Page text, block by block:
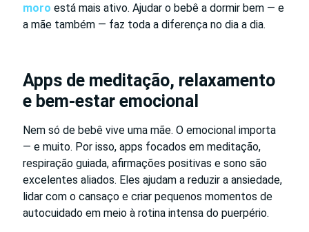
moro está mais ativo. Ajudar o bebê a dormir bem — e
a mãe também — faz toda a diferença no dia a dia.
Apps de meditação, relaxamento
e bem-estar emocional
Nem só de bebê vive uma mãe. O emocional importa
— e muito. Por isso, apps focados em meditação,
respiração guiada, afirmações positivas e sono são
excelentes aliados. Eles ajudam a reduzir a ansiedade,
lidar com o cansaço e criar pequenos momentos de
autocuidado em meio à rotina intensa do puerpério.